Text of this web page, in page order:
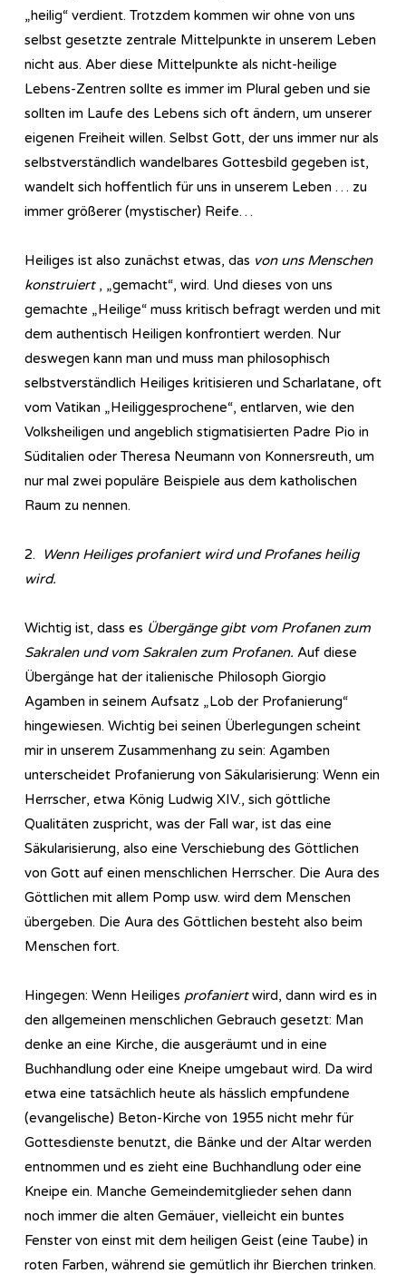
„heilig“ verdient. Trotzdem kommen wir ohne von uns
selbst gesetzte zentrale Mittelpunkte in unserem Leben
nicht aus. Aber diese Mittelpunkte als nicht-heilige
Lebens-Zentren sollte es immer im Plural geben und sie
sollten im Laufe des Lebens sich oft ändern, um unserer
eigenen Freiheit willen. Selbst Gott, der uns immer nur als
selbstverständlich wandelbares Gottesbild gegeben ist,
wandelt sich hoffentlich für uns in unserem Leben … zu
immer größerer (mystischer) Reife…
Heiliges ist also zunächst etwas, das von uns Menschen
konstruiert, „gemacht“, wird. Und dieses von uns
gemachte „Heilige“ muss kritisch befragt werden und mit
dem authentisch Heiligen konfrontiert werden. Nur
deswegen kann man und muss man philosophisch
selbstverständlich Heiliges kritisieren und Scharlatane, oft
vom Vatikan „Heiliggesprochene“, entlarven, wie den
Volksheiligen und angeblich stigmatisierten Padre Pio in
Süditalien oder Theresa Neumann von Konnersreuth, um
nur mal zwei populäre Beispiele aus dem katholischen
Raum zu nennen.
2.
Wenn Heiliges profaniert wird und Profanes heilig
wird.
Wichtig ist, dass es Übergänge gibt vom Profanen zum
Sakralen und vom Sakralen zum Profanen. Auf diese
Übergänge hat der italienische Philosoph Giorgio
Agamben in seinem Aufsatz „Lob der Profanierung“
hingewiesen. Wichtig bei seinen Überlegungen scheint
mir in unserem Zusammenhang zu sein: Agamben
unterscheidet Profanierung von Säkularisierung: Wenn ein
Herrscher, etwa König Ludwig XIV., sich göttliche
Qualitäten zuspricht, was der Fall war, ist das eine
Säkularisierung, also eine Verschiebung des Göttlichen
von Gott auf einen menschlichen Herrscher. Die Aura des
Göttlichen mit allem Pomp usw. wird dem Menschen
übergeben. Die Aura des Göttlichen besteht also beim
Menschen fort.
Hingegen: Wenn Heiliges profaniertwird, dann wird es in
den allgemeinen menschlichen Gebrauch gesetzt: Man
denke an eine Kirche, die ausgeräumt und in eine
Buchhandlung oder eine Kneipe umgebaut wird. Da wird
etwa eine tatsächlich heute als hässlich empfundene
(evangelische) Beton-Kirche von 1955 nicht mehr für
Gottesdienste benutzt, die Bänke und der Altar werden
entnommen und es zieht eine Buchhandlung oder eine
Kneipe ein. Manche Gemeindemitglieder sehen dann
noch immer die alten Gemäuer, vielleicht ein buntes
Fenster von einst mit dem heiligen Geist (eine Taube) in
roten Farben, während sie gemütlich ihr Bierchen trinken.